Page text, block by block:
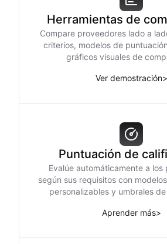
Herramientas de
Compare proveedores lado a
criterios, modelos de
gráficos visuales de
Ver demostración>
Puntuación de
Evalúe automáticamente a los
según sus requisitos con
personalizables y umbrales
Aprender más>